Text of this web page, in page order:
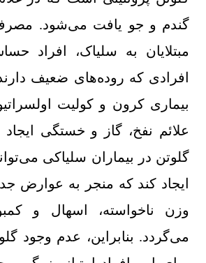
گندم و جو یافت می‌شود.
مبتلایان به سلیاک، افراد
افرادی که روده‌های ضعیف
بیماری کرون و کولیت
علائم نفخ، گاز و خستگی
گلوتن در بیماران سلیاکی
ایجاد کند که منجر به عوارض
وزن ناخواسته، اسهال و
می‌گردد. بنابراین، عدم وجود